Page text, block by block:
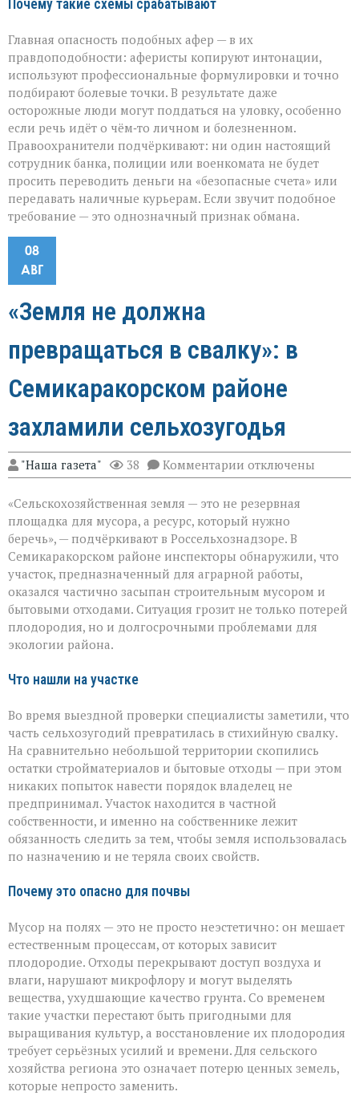
Почему такие схемы срабатывают
Главная опасность подобных афер — в их
правдоподобности: аферисты копируют интонации,
используют профессиональные формулировки и точно
подбирают болевые точки. В результате даже
осторожные люди могут поддаться на уловку, особенно
если речь идёт о чём‑то личном и болезненном.
Правоохранители подчёркивают: ни один настоящий
сотрудник банка, полиции или военкомата не будет
просить переводить деньги на «безопасные счета» или
передавать наличные курьерам. Если звучит подобное
требование — это однозначный признак обмана.
08
АВГ
«Земля не должна
превращаться в свалку»: в
Семикаракорском районе
захламили сельхозугодья
"Наша газета" 38 Комментарии к
записи
не
должна
превращаться
в
свалку»:
в
Семикаракорском
районе
захламили
сельхозугодья
отключены
«Сельскохозяйственная земля — это не резервная
площадка для мусора, а ресурс, который нужно
беречь», — подчёркивают в Россельхознадзоре. В
Семикаракорском районе инспекторы обнаружили, что
участок, предназначенный для аграрной работы,
оказался частично засыпан строительным мусором и
бытовыми отходами. Ситуация грозит не только потерей
плодородия, но и долгосрочными проблемами для
экологии района.
Что нашли на участке
Во время выездной проверки специалисты заметили, что
часть сельхозугодий превратилась в стихийную свалку.
На сравнительно небольшой территории скопились
остатки стройматериалов и бытовые отходы — при этом
никаких попыток навести порядок владелец не
предпринимал. Участок находится в частной
собственности, и именно на собственнике лежит
обязанность следить за тем, чтобы земля использовалась
по назначению и не теряла своих свойств.
Почему это опасно для почвы
Мусор на полях — это не просто неэстетично: он мешает
естественным процессам, от которых зависит
плодородие. Отходы перекрывают доступ воздуха и
влаги, нарушают микрофлору и могут выделять
вещества, ухудшающие качество грунта. Со временем
такие участки перестают быть пригодными для
выращивания культур, а восстановление их плодородия
требует серьёзных усилий и времени. Для сельского
хозяйства региона это означает потерю ценных земель,
которые непросто заменить.